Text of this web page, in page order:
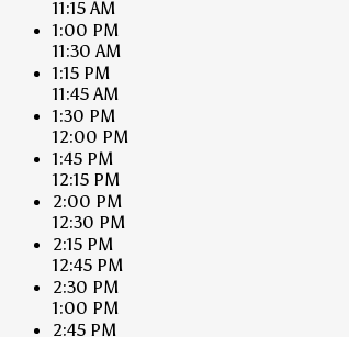
11:15 AM
1:00 PM
11:30 AM
1:15 PM
11:45 AM
1:30 PM
12:00 PM
1:45 PM
12:15 PM
2:00 PM
12:30 PM
2:15 PM
12:45 PM
2:30 PM
1:00 PM
2:45 PM